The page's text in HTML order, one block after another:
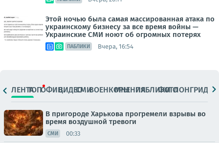
Этой ночью была самая массированная атака по
украинскому бизнесу за все время войны —
Украинские СМИ ноют об огромных потерях
ПАБЛИКИ Вчера, 16:54
ЛЕНТАТОПОФИЦ.ВИДЕОСМИВОЕНКОРЫМНЕНИЯПАБЛИКИ
ФОТОЛОНГРИДЫ
В пригороде Харькова прогремели взрывы во
время воздушной тревоги
СМИ 00:33